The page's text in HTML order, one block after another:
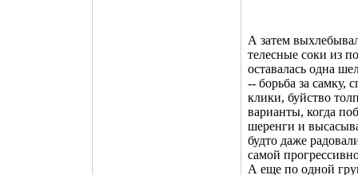
А затем
телесные соки из
оставалась одна
-- борьба за самку,
клики, буйство
варианты, когда
шеренги и
будто даже
самой
А еще по одной